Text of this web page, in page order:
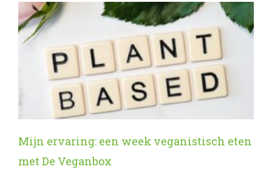
Mijn ervaring: een week veganistisch eten
met De Veganbox